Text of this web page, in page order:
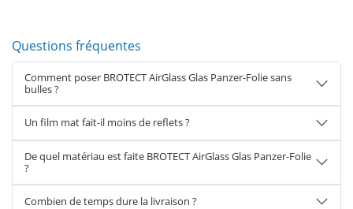
Questions fréquentes
Comment poser BROTECT AirGlass Glas Panzer-Folie sans
bulles ?
Un film mat fait-il moins de reflets ?
De quel matériau est faite BROTECT AirGlass Glas Panzer-Folie
?
Combien de temps dure la livraison ?